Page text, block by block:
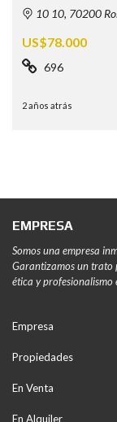
10 10, 70200
US$78.000
696
2 años atrás
EMPRESA
Somos una empresa
Garantizamos un trato
ética y profesionalismo
Empresa
Propiedades
En Venta
En Alquiler